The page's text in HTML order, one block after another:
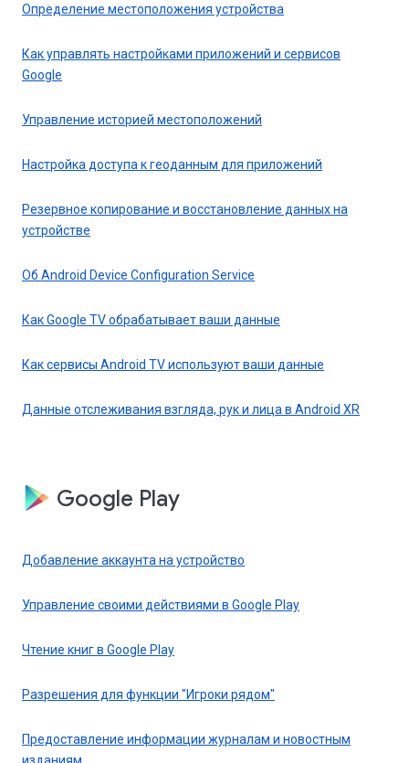
Определение местоположения устройства
Как управлять настройками приложений и сервисов
Google
Управление историей местоположений
Настройка доступа к геоданным для приложений
Резервное копирование и восстановление данных на
устройстве
Об Android Device Configuration Service
Как Google TV обрабатывает ваши данные
Как сервисы Android TV используют ваши данные
Данные отслеживания взгляда, рук и лица в Android XR
Google Play
Добавление аккаунта на устройство
Управление своими действиями в Google Play
Чтение книг в Google Play
Разрешения для функции "Игроки рядом"
Предоставление информации журналам и новостным